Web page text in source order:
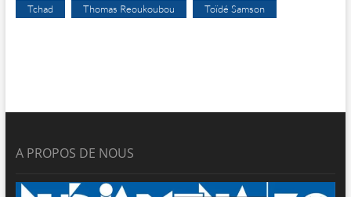
Tchad Thomas Reoukoubou Toïdé Samson
A PROPOS DE NOUS